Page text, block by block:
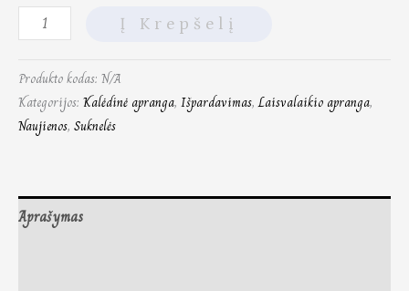
Į Krepšelį
Produkto kodas: N/A
Kategorijos: Kalėdinė apranga, Išpardavimas,Laisvalaikio apranga,
Naujienos, Suknelės
Aprašymas